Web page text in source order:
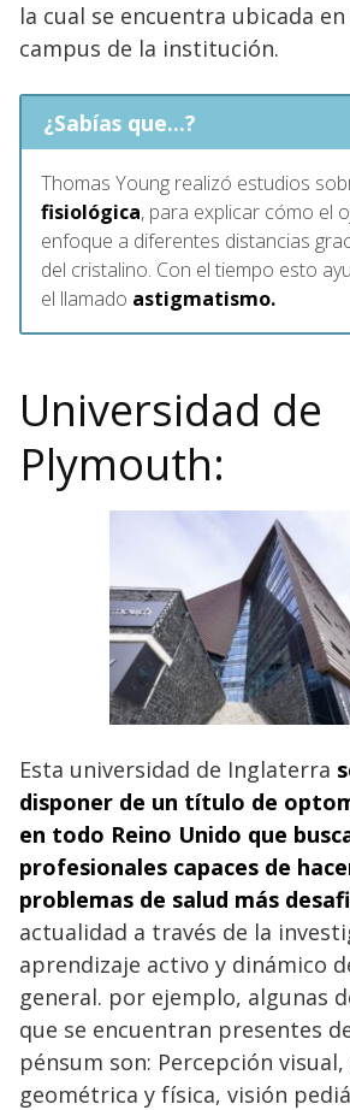
la cual se encuentra ubicada
campus de la institución.
¿Sabías que...?
Thomas Young realizó estudios
fisiológica, para explicar cómo el
enfoque a diferentes distancias
del cristalino. Con el tiempo esto
el llamado astigmatismo.
Universidad de
Plymouth:
Esta universidad de Inglaterra
disponer de un título de
en todo Reino Unido que
profesionales capaces de
problemas de salud más
actualidad a través de la
aprendizaje activo y dinámico
general. por ejemplo, algunas
que se encuentran presentes
pénsum son: Percepción
geométrica y física, visión